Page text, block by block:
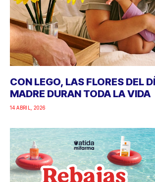
CON LEGO, LAS FLORES DEL
MADRE DURAN TODA LA VIDA
14 ABRIL, 2026